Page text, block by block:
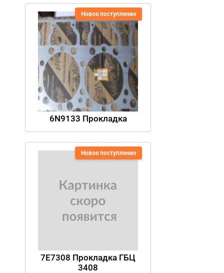
Новое поступление
6N9133 Прокладка
Новое поступление
7E7308 Прокладка ГБЦ
3408